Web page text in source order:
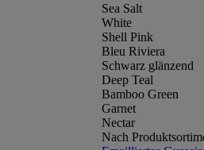
Sea Salt
White
Shell Pink
Bleu Riviera
Schwarz glänzend
Deep Teal
Bamboo Green
Garnet
Nectar
Nach